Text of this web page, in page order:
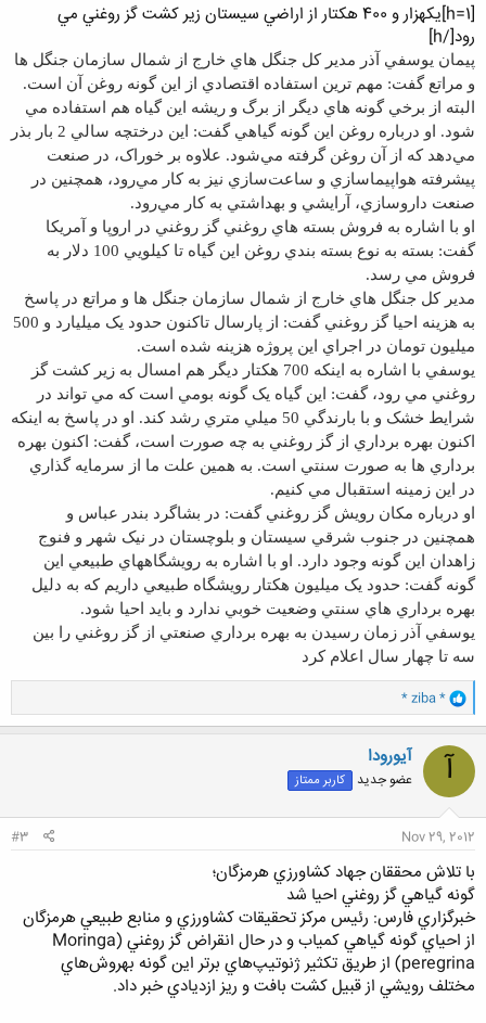
[h=1]يکهزار و 400 هکتار از اراضي سيستان زير کشت گز روغني مي
رود[/h]
پيمان يوسفي آذر مدير کل جنگل هاي خارج از شمال سازمان جنگل ها
و مراتع گفت: مهم ترين استفاده اقتصادي از اين گونه روغن آن است.
البته از برخي گونه هاي ديگر از برگ و ريشه اين گياه هم استفاده مي
شود. او درباره روغن اين گونه گياهي گفت: اين درختچه سالي 2 بار بذر
مي‌دهد که از آن روغن گرفته مي‌شود. علاوه بر خوراک، در صنعت
پيشرفته هواپيماسازي و ساعت‌سازي نيز به کار مي‌رود، همچنين در
صنعت داروسازي، آرايشي و بهداشتي به کار مي‌رود.
او با اشاره به فروش بسته هاي روغني گز روغني در اروپا و آمريکا
گفت: بسته به نوع بسته بندي روغن اين گياه تا کيلويي 100 دلار به
فروش مي رسد.
مدير کل جنگل هاي خارج از شمال سازمان جنگل ها و مراتع در پاسخ
به هزينه احيا گز روغني گفت: از پارسال تاکنون حدود يک ميليارد و 500
ميليون تومان در اجراي اين پروژه هزينه شده است.
يوسفي با اشاره به اينکه 700 هکتار ديگر هم امسال به زير کشت گز
روغني مي رود، گفت: اين گياه يک گونه بومي است که مي تواند در
شرايط خشک و با بارندگي 50 ميلي متري رشد کند. او در پاسخ به اينکه
اکنون بهره برداري از گز روغني به چه صورت است، گفت: اکنون بهره
برداري ها به صورت سنتي است. به همين علت ما از سرمايه گذاري
در اين زمينه استقبال مي کنيم.
او درباره مکان رويش گز روغني گفت: در بشاگرد بندر عباس و
همچنين در جنوب شرقي سيستان و بلوچستان در نيک شهر و فنوج
زاهدان اين گونه وجود دارد. او با اشاره به رويشگاههاي طبيعي اين
گونه گفت: حدود يک ميليون هکتار رويشگاه طبيعي داريم که به دليل
بهره برداري هاي سنتي وضعيت خوبي ندارد و بايد احيا شود.
يوسفي آذر زمان رسيدن به بهره برداري صنعتي از گز روغني را بين
سه تا چهار سال اعلام کرد
و
ا
ک
ن
ا
* ziba *
آ آیورودا
عضو جدید کاربر ممتاز
Nov 29, 2012
#3
با تلاش محققان جهاد كشاورزي هرمزگان؛
گونه گياهي گز روغني احيا شد
خبرگزاري فارس: رئيس مركز تحقيقات كشاورزي و منابع طبيعي هرمزگان
از احياي گونه‌ گياهي كمياب و در حال انقراض گز روغني (Moringa
peregrina) از طريق تكثير ژنوتيپ‌هاي برتر اين گونه به‎روش‌هاي
مختلف رويشي از قبيل كشت بافت و ريز ازديادي خبر داد.